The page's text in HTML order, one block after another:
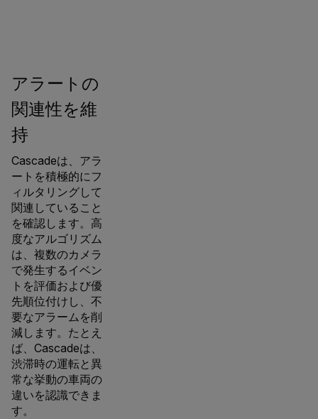
アラートの
関連性を維
持
Cascadeは、アラ
ートを積極的にフ
ィルタリングして
関連していること
を確認します。高
度なアルゴリズム
は、複数のカメラ
で発生するイベン
トを評価および優
先順位付けし、不
要なアラームを削
減します。たとえ
ば、Cascadeは、
渋滞時の運転と異
常な挙動の車両の
違いを認識できま
す。